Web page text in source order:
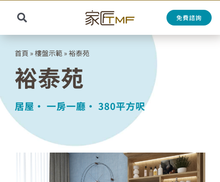
content
Toggle
Navigation
Search
for:
免費諮詢
首頁 »樓盤示範 »裕泰苑
裕泰苑
居屋• 一房一廳• 380平方呎